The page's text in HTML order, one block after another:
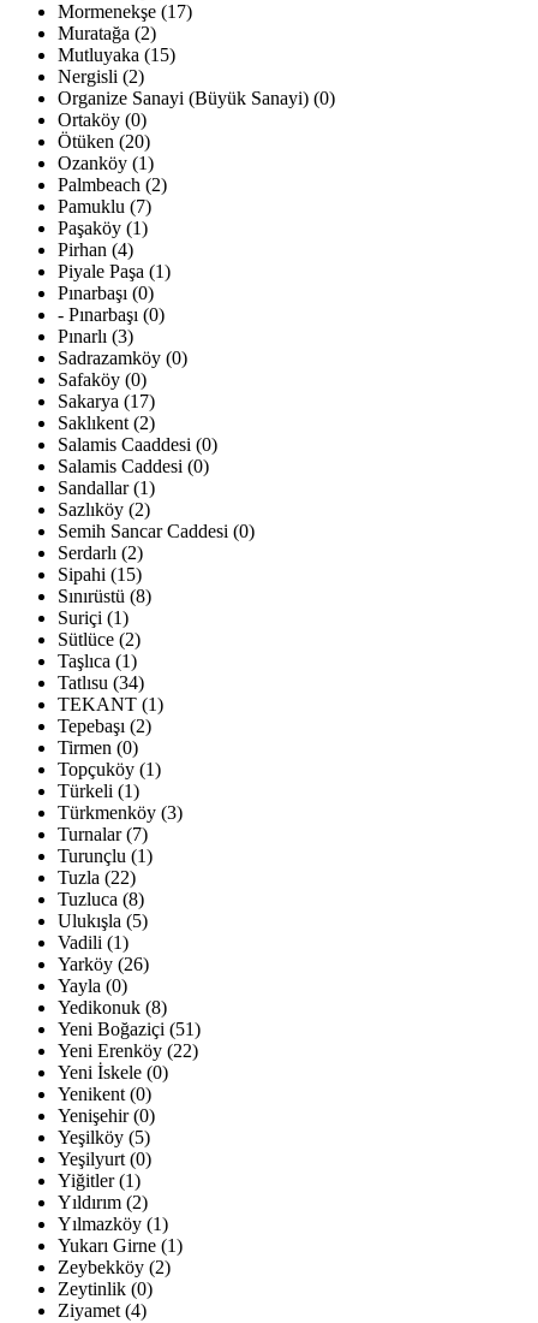
Mormenekşe (17)
Muratağa (2)
Mutluyaka (15)
Nergisli (2)
Organize Sanayi (Büyük Sanayi) (0)
Ortaköy (0)
Ötüken (20)
Ozanköy (1)
Palmbeach (2)
Pamuklu (7)
Paşaköy (1)
Pirhan (4)
Piyale Paşa (1)
Pınarbaşı (0)
- Pınarbaşı (0)
Pınarlı (3)
Sadrazamköy (0)
Safaköy (0)
Sakarya (17)
Saklıkent (2)
Salamis Caaddesi (0)
Salamis Caddesi (0)
Sandallar (1)
Sazlıköy (2)
Semih Sancar Caddesi (0)
Serdarlı (2)
Sipahi (15)
Sınırüstü (8)
Suriçi (1)
Sütlüce (2)
Taşlıca (1)
Tatlısu (34)
TEKANT (1)
Tepebaşı (2)
Tirmen (0)
Topçuköy (1)
Türkeli (1)
Türkmenköy (3)
Turnalar (7)
Turunçlu (1)
Tuzla (22)
Tuzluca (8)
Ulukışla (5)
Vadili (1)
Yarköy (26)
Yayla (0)
Yedikonuk (8)
Yeni Boğaziçi (51)
Yeni Erenköy (22)
Yeni İskele (0)
Yenikent (0)
Yenişehir (0)
Yeşilköy (5)
Yeşilyurt (0)
Yiğitler (1)
Yıldırım (2)
Yılmazköy (1)
Yukarı Girne (1)
Zeybekköy (2)
Zeytinlik (0)
Ziyamet (4)